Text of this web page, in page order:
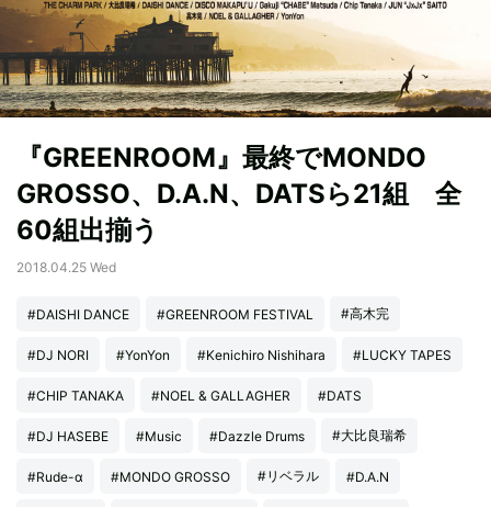
『GREENROOM』最終でMONDO
GROSSO、D.A.N、DATSら21組 全
60組出揃う
2018.04.25 Wed
#DAISHI DANCE #GREENROOM FESTIVAL #高木完
#DJ NORI #YonYon #Kenichiro Nishihara #LUCKY TAPES
#CHIP TANAKA #NOEL & GALLAGHER #DATS
#DJ HASEBE #Music #Dazzle Drums #大比良瑞希
#Rude-α #MONDO GROSSO #リベラル #D.A.N